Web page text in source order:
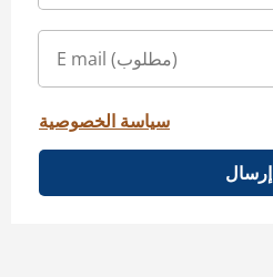
سياسة الخصوصية
إرسال